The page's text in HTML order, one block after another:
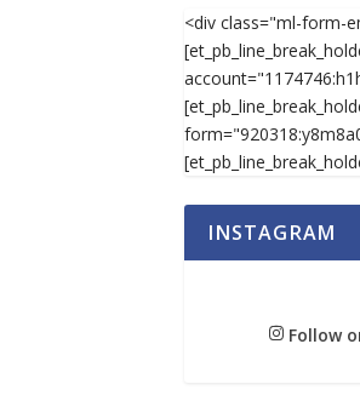
<div class="ml-form-
INSTAGRAM
Follow